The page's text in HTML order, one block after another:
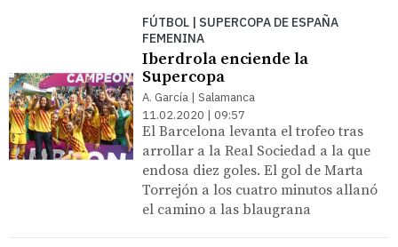
FÚTBOL | SUPERCOPA DE ESPAÑA
FEMENINA
Iberdrola enciende la
Supercopa
A. García | Salamanca
11.02.2020 | 09:57
El Barcelona levanta el trofeo tras
arrollar a la Real Sociedad a la que
endosa diez goles. El gol de Marta
Torrejón a los cuatro minutos allanó
el camino a las blaugrana